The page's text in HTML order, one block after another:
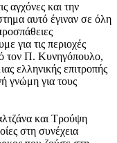
αγχόνες και την
αυτό έγιναν σε όλη
για τις περιοχές
τον Π. Kυνηγόπουλο,
ελληνικής επιτροπής
γνώμη για τους
και Tρούψη
στη συνέχεια